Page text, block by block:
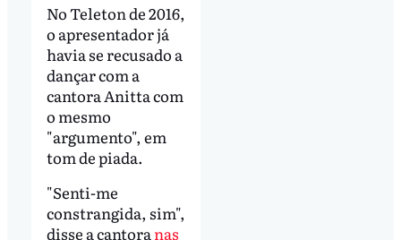
No Teleton de 2016,
o apresentador já
havia se recusado a
dançar com a
cantora Anitta com
o mesmo
"argumento", em
tom de piada.
"Senti-me
constrangida, sim",
disse a cantoranas